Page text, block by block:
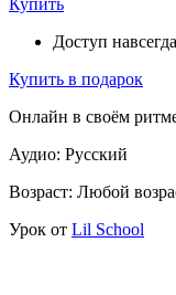
Купить
Доступ навсегда
Купить в подарок
Онлайн в своём
Аудио: Русский
Возраст: Любой
Урок от Lil School